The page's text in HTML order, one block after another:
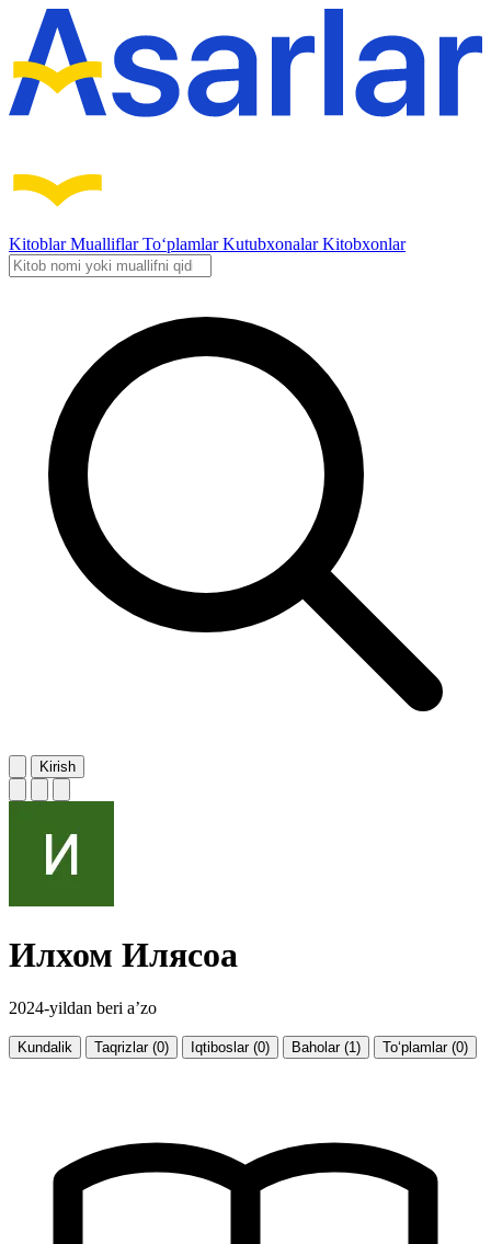
KitoblarMualliflarTo‘plamlarKutubxonalarKitobxonlar
Kirish
Илхом Илясоа
2024-yildan beri a’zo
Kundalik Taqrizlar (0) Iqtiboslar (0) Baholar (1) To‘plamlar (0)